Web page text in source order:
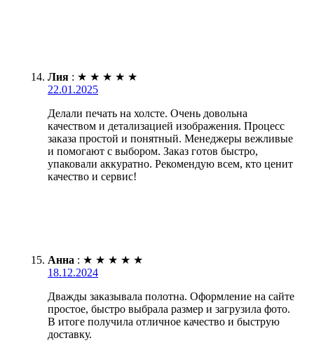
Лия : ★ ★ ★ ★ ★
22.01.2025
Делали печать на холсте. Очень довольна
качеством и детализацией изображения. Процесс
заказа простой и понятный. Менеджеры вежливые
и помогают с выбором. Заказ готов быстро,
упаковали аккуратно. Рекомендую всем, кто ценит
качество и сервис!
Анна : ★ ★ ★ ★ ★
18.12.2024
Дважды заказывала полотна. Оформление на сайте
простое, быстро выбрала размер и загрузила фото.
В итоге получила отличное качество и быструю
доставку.